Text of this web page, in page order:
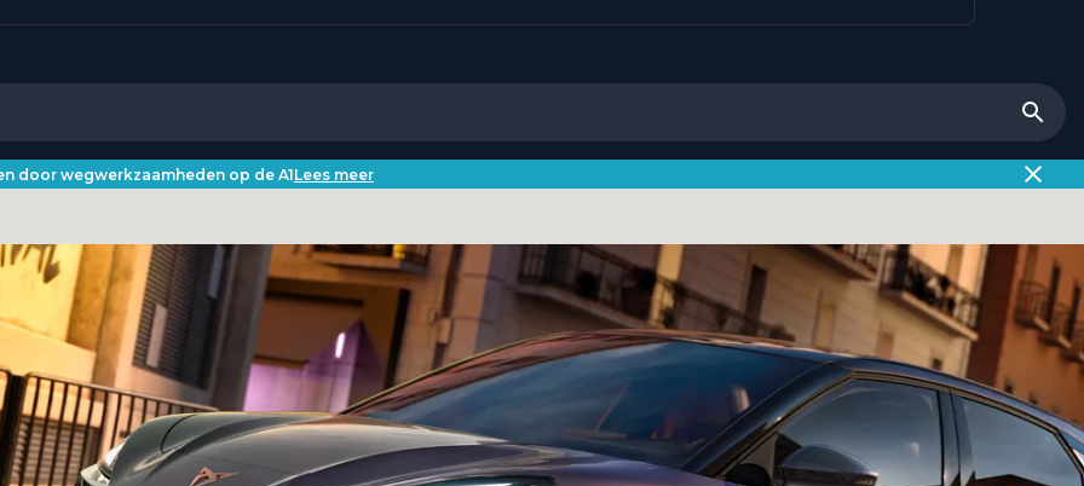
door wegwerkzaamheden op de A1Lees meer